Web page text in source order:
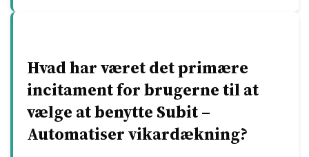
Hvad har været det primære
incitament for brugerne til at
vælge at benytte Subit –
Automatiser vikardækning?